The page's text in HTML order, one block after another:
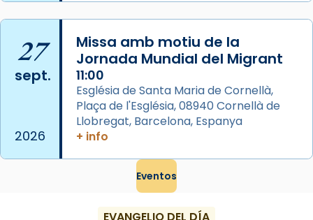
que les santes són filles de l’antiga Iluro.
Mataró en reivindicarà les relíq
...Ver más
View on Facebook · Share
27
sept.
2026
Missa amb motiu de la
Jornada Mundial del Migrant
11:00
Església de Santa Maria de Cornellà,
Plaça de l'Església, 08940 Cornellà de
Llobregat, Barcelona, Espanya
+ info
Eventos